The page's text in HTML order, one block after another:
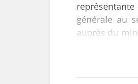
générale au
auprès du
également la